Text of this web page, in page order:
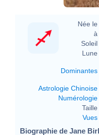
Née le
à
Soleil
Lune
Dominantes
Astrologie Chinoise
Numérologie
Taille
Vues
Biographie de Jane